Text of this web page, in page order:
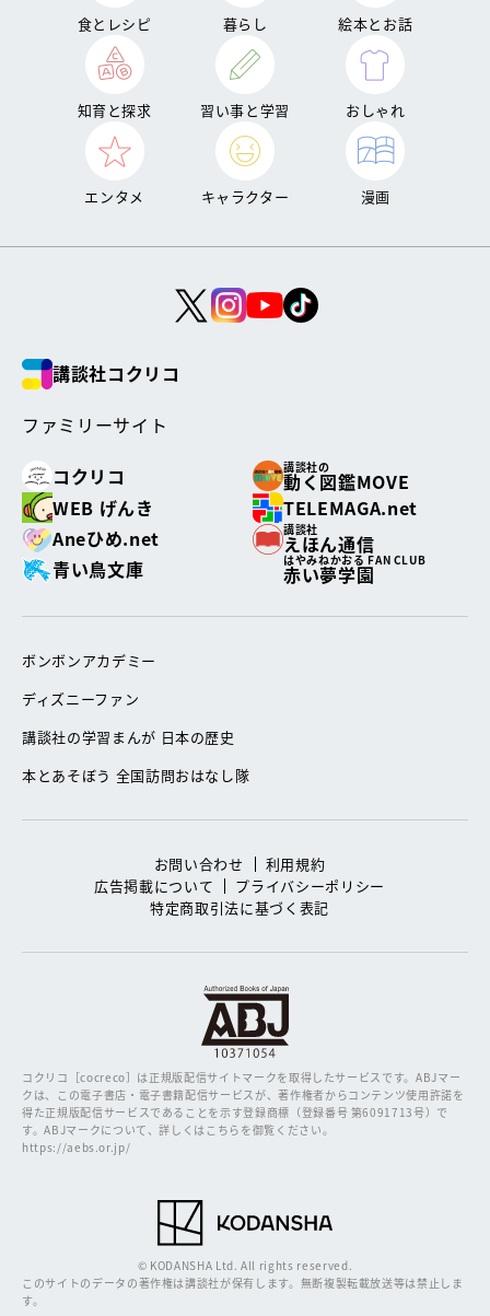
食とレシピ 暮らし 絵本とお話
知育と探求 習い事と学習 おしゃれ
エンタメ キャラクター 漫画
講談社コクリコ
ファミリーサイト
コクリコ
講談社の
動く図鑑MOVE
WEB げんき
TELEMAGA.net
Aneひめ.net
講談社
えほん通信
青い鳥文庫
はやみねかおる FAN CLUB
赤い夢学園
ボンボンアカデミー
ディズニーファン
講談社の学習まんが 日本の歴史
本とあそぼう 全国訪問おはなし隊
お問い合わせ
利用規約
広告掲載について
プライバシーポリシー
特定商取引法に基づく表記
コクリコ［cocreco］は正規版配信サイトマークを取得したサービスです。ABJマー
クは、この電子書店・電子書籍配信サービスが、著作権者からコンテンツ使用許諾を
得た正規版配信サービスであることを示す登録商標（登録番号 第6091713号）で
す。ABJマークについて、詳しくはこちらを御覧ください。
https://aebs.or.jp/
© KODANSHA Ltd. All rights reserved.
このサイトのデータの著作権は講談社が保有します。無断複製転載放送等は禁止しま
す。